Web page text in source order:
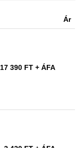
Ár
17 390 FT + ÁFA